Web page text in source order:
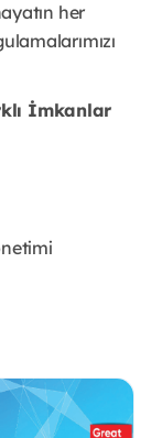
her
İmkanlar